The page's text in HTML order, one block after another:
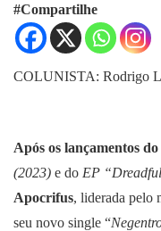
#Compartilhe
COLUNISTA: Rodrigo
Após os lançamentos
(2023) e do EP
Apocrifus, liderada pelo
seu novo single “